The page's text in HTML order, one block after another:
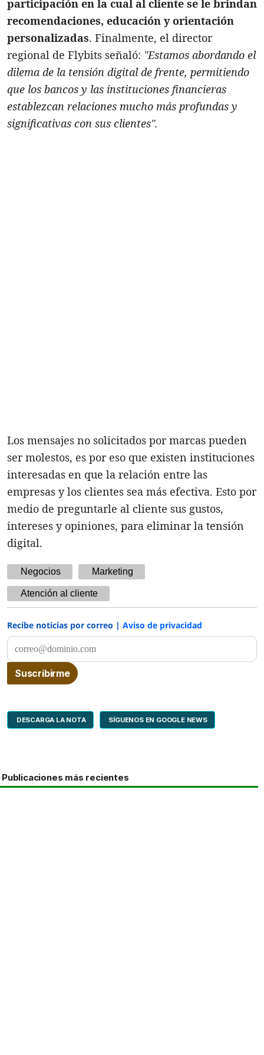
participación en la cual al cliente se le brindan
recomendaciones, educación y orientación
personalizadas. Finalmente, el director
regional de Flybits señaló: "Estamos abordando el
dilema de la tensión digital de frente, permitiendo
que los bancos y las instituciones financieras
establezcan relaciones mucho más profundas y
significativas con sus clientes".
Los mensajes no solicitados por marcas pueden
ser molestos, es por eso que existen instituciones
interesadas en que la relación entre las
empresas y los clientes sea más efectiva. Esto por
medio de preguntarle al cliente sus gustos,
intereses y opiniones, para eliminar la tensión
digital.
Negocios Marketing
Atención al cliente
Recibe noticias por correo | Aviso de privacidad
DESCARGA LA NOTA SÍGUENOS EN GOOGLE NEWS
Publicaciones más recientes